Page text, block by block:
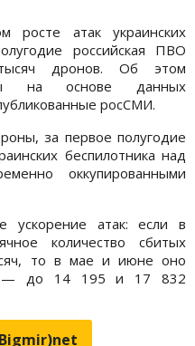
росте атак украинских
российская ПВО
дронов. Об этом
на основе данных
росСМИ.
за первое полугодие
беспилотника над
оккупированными
ускорение атак: если в
количество сбитых
то в мае и июне оно
— до 14 195 и 17 832